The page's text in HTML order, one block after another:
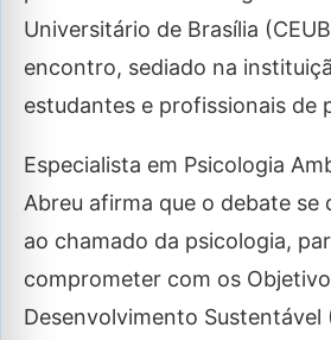
Universitário de Brasília
encontro, sediado na
estudantes e profissionais de
Especialista em Psicologia
Abreu afirma que o debate se
ao chamado da psicologia,
comprometer com os
Desenvolvimento Sustentável